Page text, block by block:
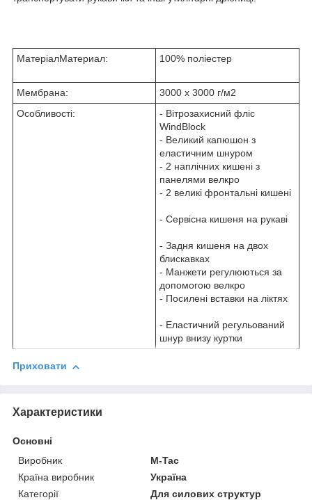
МатеріалМатериал: 100% поліестер
Мембрана:
3000 х 3000 г/м2
Особливості:
- Вітрозахисний фліс
WindBlock
- Великий капюшон з
еластичним шнуром
- 2 наплічних кишені з
панелями велкро
- 2 великі фронтальні кишені
- Сервісна кишеня на рукаві
- Задня кишеня на двох
блискавках
- Манжети регулюються за
допомогою велкро
- Посилені вставки на ліктях
- Еластичний регульований
шнур внизу куртки
Приховати
Характеристики
Основні
Виробник
M-Tac
Країна виробник
Україна
Категорії
Для силових структур